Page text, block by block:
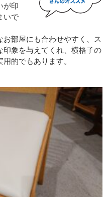
が印
いで
部屋にも合わせやすく、ス
印象を与えてくれ、横格子の
的でもあります。